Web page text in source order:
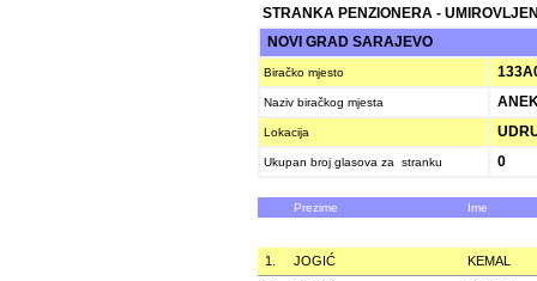
STRANKA PENZIONERA -
NOVI GRAD SARAJEVO
Biračko mjesto
Naziv biračkog mjesta
Lokacija
Ukupan broj glasova za stranku 0
Prezime Ime
1. JOGIĆ
KEMAL